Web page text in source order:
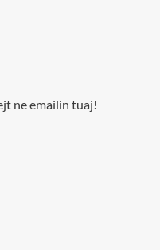
ne emailin tuaj!